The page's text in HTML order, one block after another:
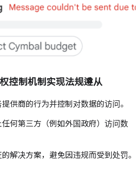
控制机制实现法规遵从
供商的行为并控制对数据的访问。
任何第三方（例如外国政府）访问数
解决方案，避免因违规而受到处罚。